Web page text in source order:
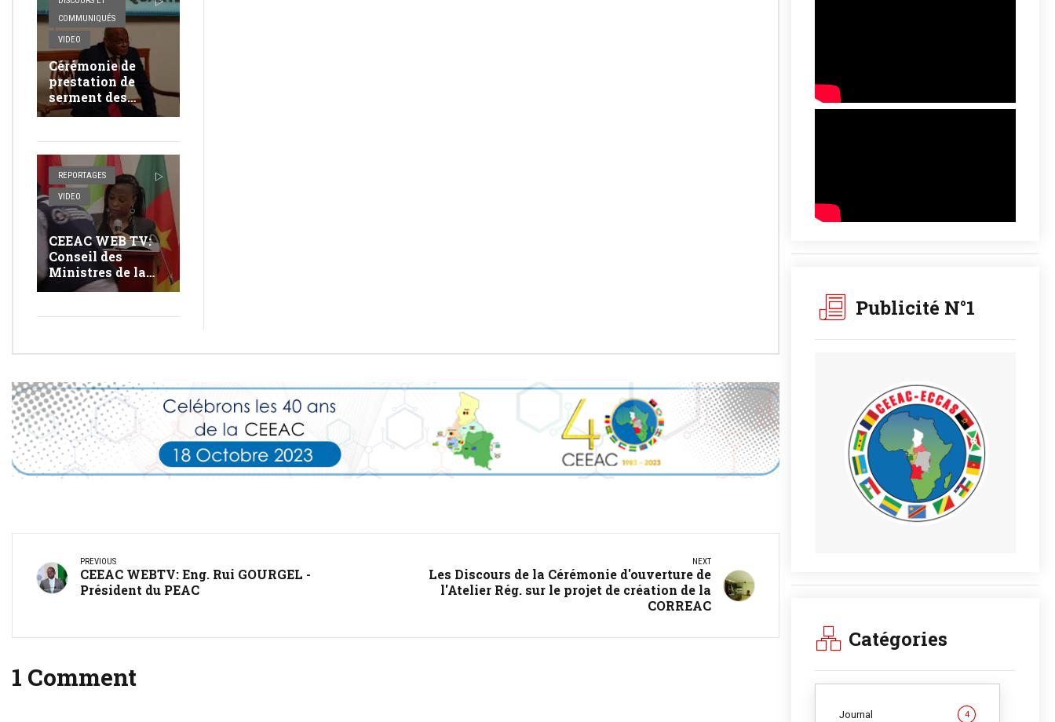
COMMUNIQUÉS
VIDEO
Cérémonie de
prestation de
serment des
nouveaux
la commission de
la CEEAC
REPORTAGES
VIDEO
CEEAC WEB TV:
Conseil des
Ministres de la
CEEAC élargi aux
l'action
PREVIOUS
CEEAC WEBTV: Eng. Rui GOURGEL -
Président du PEAC
NEXT
Les Discours de la Cérémonie d'ouverture de
l'Atelier Rég. sur le projet de création de la
CORREAC
1 Comment
Publicité N°1
Catégories
Journal 4